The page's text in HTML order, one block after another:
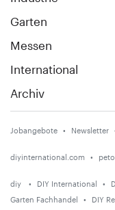
Garten
Messen
International
Archiv
Jobangebote Newsletter
diyinternational.com
diy DIY International
Garten Fachhandel
DIY